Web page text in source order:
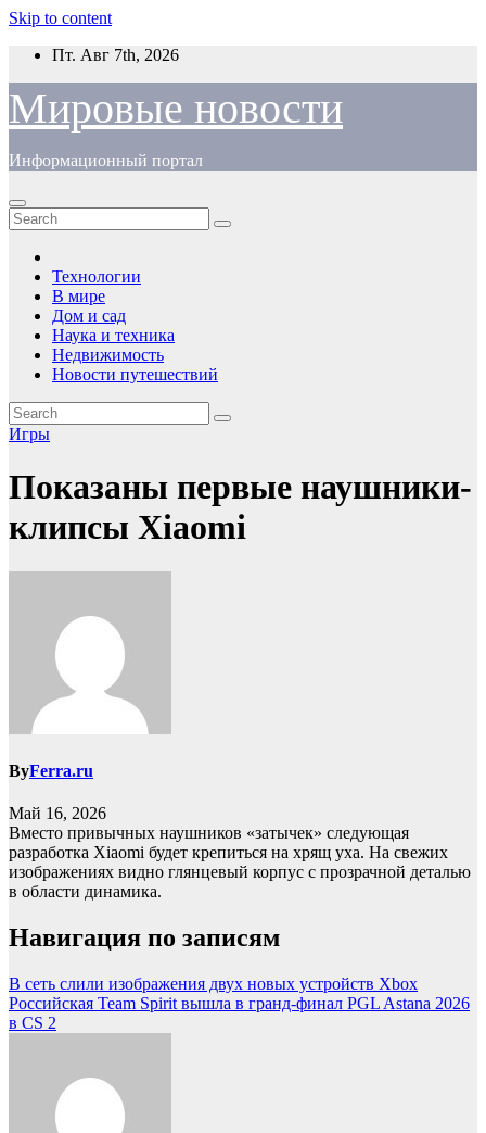
Skip to content
Пт. Авг 7th, 2026
Мировые новости
Информационный портал
Технологии
В мире
Дом и сад
Наука и техника
Недвижимость
Новости путешествий
Игры
Показаны первые наушники-
клипсы Xiaomi
ByFerra.ru
Май 16, 2026
Вместо привычных наушников «затычек» следующая
разработка Xiaomi будет крепиться на хрящ уха. На свежих
изображениях видно глянцевый корпус с прозрачной деталью
в области динамика.
Навигация по записям
В сеть слили изображения двух новых устройств Xbox
Российская Team Spirit вышла в гранд-финал PGL Astana 2026
в CS 2